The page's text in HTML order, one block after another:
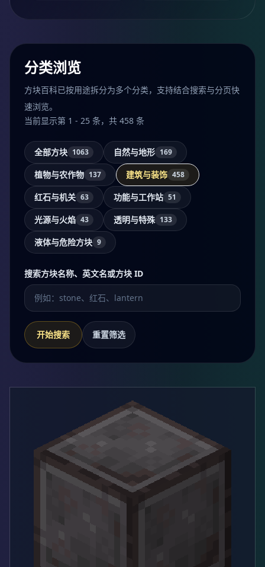
分类浏览
方块百科已按用途拆分为多个分类，支持结合搜索与分页快
速浏览。
当前显示第 1 - 25 条，共 458 条
全部方块 1063 自然与地形 169
植物与农作物 137 建筑与装饰 458
红石与机关 63 功能与工作站 51
光源与火焰 43 透明与特殊 133
液体与危险方块 9
搜索方块名称、英文名或方块 ID
开始搜索 重置筛选